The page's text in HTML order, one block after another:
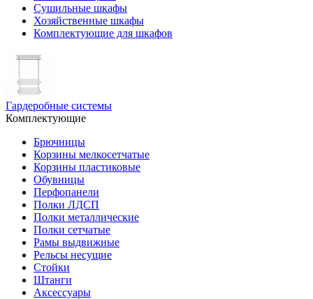
Сушильные шкафы
Хозяйственные шкафы
Комплектующие для шкафов
Гардеробные системы
Комплектующие
Брючницы
Корзины мелкосетчатые
Корзины пластиковые
Обувницы
Перфопанели
Полки ЛДСП
Полки металлические
Полки сетчатые
Рамы выдвижные
Рельсы несущие
Стойки
Штанги
Аксессуары